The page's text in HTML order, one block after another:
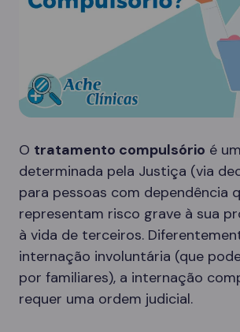
O tratamento compulsório é
determinada pela Justiça (via
para pessoas com dependência
representam risco grave à sua
à vida de terceiros.
internação involuntária (que
por familiares), a internação
requer uma ordem judicial.